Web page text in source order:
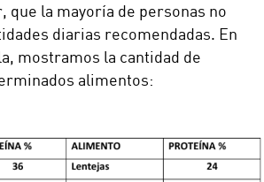
que la mayoría de personas no
diarias recomendadas. En
mostramos la cantidad de
alimentos: